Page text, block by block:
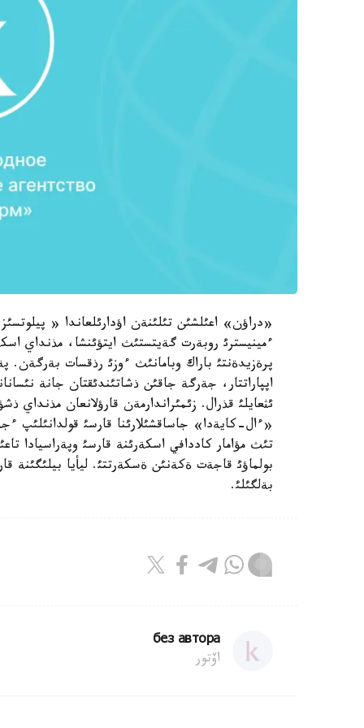
«دراؤن» اعئلشئن تئلئنةن اؤدارئلعاندا «
ءمينيسترئ روبةرت گةيتستئث ايتؤئنشا، مذنداي
پرةزيدةنتئ باراك وبامانئث ءوزئ رذقسات بةرگةن.
اپپاراتتار، جةرگة جاقئن ذشاتئندئقتان جانة
ئثعايلئ قذرال. زئمئراندارمةن قارؤلانعان مذنداي
«ءال-كايةدا» جاساقشئلارئنا قارسئ
تئث مؤامار كاددافي اسكةرئنة قارسئ وپةراسيادا
بولماؤئ قاجةت ةكةنئن ةسكةرتتئ. ليأيا بيلئگئنة
بةلگئلئ.
без автора
اۆتور